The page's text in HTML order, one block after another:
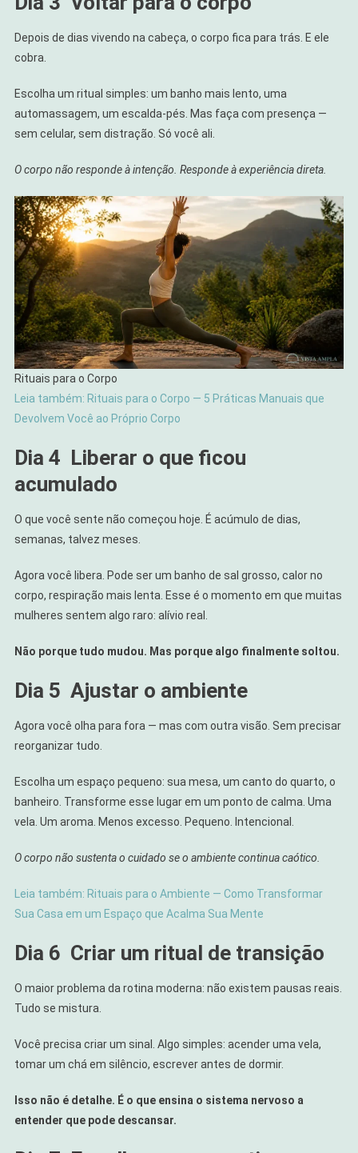
Depois de dias vivendo na cabeça, o corpo fica para trás. E ele
cobra.
Escolha um ritual simples: um banho mais lento, uma
automassagem, um escalda-pés. Mas faça com presença —
sem celular, sem distração. Só você ali.
O corpo não responde à intenção. Responde à experiência direta.
Rituais para o Corpo
Leia também: Rituais para o Corpo — 5 Práticas Manuais que
Devolvem Você ao Próprio Corpo
Dia 4 Liberar o que ficou
acumulado
O que você sente não começou hoje. É acúmulo de dias,
semanas, talvez meses.
Agora você libera. Pode ser um banho de sal grosso, calor no
corpo, respiração mais lenta. Esse é o momento em que muitas
mulheres sentem algo raro: alívio real.
Não porque tudo mudou. Mas porque algo finalmente soltou.
Dia 5 Ajustar o ambiente
Agora você olha para fora — mas com outra visão. Sem precisar
reorganizar tudo.
Escolha um espaço pequeno: sua mesa, um canto do quarto, o
banheiro. Transforme esse lugar em um ponto de calma. Uma
vela. Um aroma. Menos excesso. Pequeno. Intencional.
O corpo não sustenta o cuidado se o ambiente continua caótico.
Leia também: Rituais para o Ambiente — Como Transformar
Sua Casa em um Espaço que Acalma Sua Mente
Dia 6 Criar um ritual de transição
O maior problema da rotina moderna: não existem pausas reais.
Tudo se mistura.
Você precisa criar um sinal. Algo simples: acender uma vela,
tomar um chá em silêncio, escrever antes de dormir.
Isso não é detalhe. É o que ensina o sistema nervoso a
entender que pode descansar.